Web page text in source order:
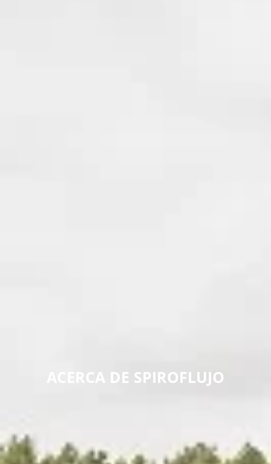
ACERCA DE SPIROFLUJO